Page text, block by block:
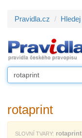
Pravidla.cz Hledej
rotaprint
SLOVNÍ TVARY: rotaprint